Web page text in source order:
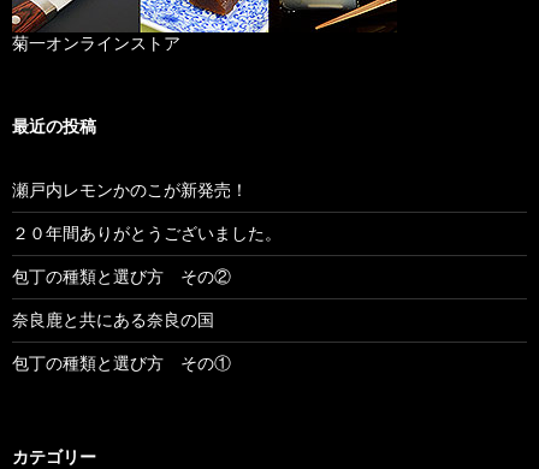
菊一オンラインストア
最近の投稿
瀬戸内レモンかのこが新発売！
２０年間ありがとうございました。
包丁の種類と選び方 その②
奈良鹿と共にある奈良の国
包丁の種類と選び方 その①
カテゴリー